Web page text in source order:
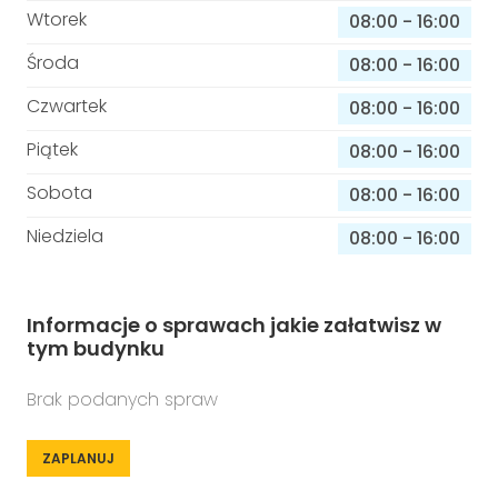
Wtorek
08:00 - 16:00
Środa
08:00 - 16:00
Czwartek
08:00 - 16:00
Piątek
08:00 - 16:00
Sobota
08:00 - 16:00
Niedziela
08:00 - 16:00
Informacje o sprawach jakie załatwisz w
tym budynku
Brak podanych spraw
ZAPLANUJ